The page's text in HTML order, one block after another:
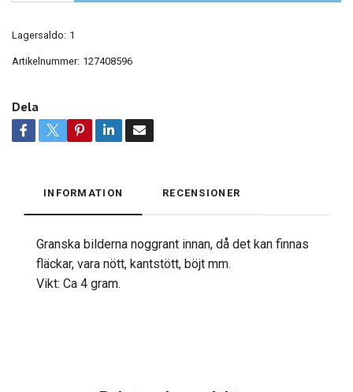
Lagersaldo: 1
Artikelnummer: 127408596
Dela
INFORMATION RECENSIONER
Granska bilderna noggrant innan, då det kan finnas
fläckar, vara nött, kantstött, böjt mm.
Vikt: Ca 4 gram.